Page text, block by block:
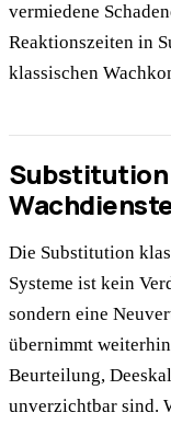
vermiedene
Reaktionszeiten in
klassischen
Die Substitution
Systeme ist kein
sondern eine
übernimmt
Beurteilung,
unverzichtbar sind.